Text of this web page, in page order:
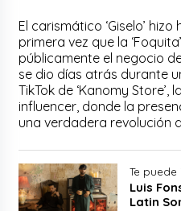
El carismático ‘Giselo’
primera vez que la
públicamente el negocio
se dio días atrás durante
TikTok de ‘Kanomy
influencer, donde la
una verdadera revolución
Te puede
Luis
Latin